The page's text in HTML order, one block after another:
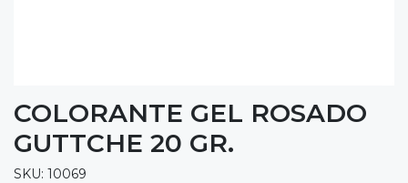
COLORANTE GEL ROSADO
GUTTCHE 20 GR.
SKU: 10069